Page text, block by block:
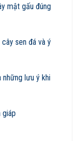
mật gấu đúng
sen đá và ý
những lưu ý khi
giáp